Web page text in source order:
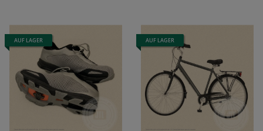
AUF LAGER AUF LAGER